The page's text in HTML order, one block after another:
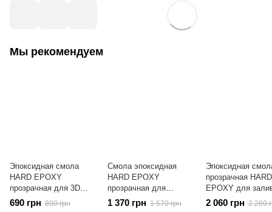
Мы рекомендуем
Эпоксидная смола
HARD EPOXY
прозрачная для 3D
столешниц с
отвердителем
690 грн 890 грн
Cмола эпоксидная
HARD EPOXY
прозрачная для
заливки 3D столешниц
с отвердителем
1 370 грн 1 570 грн
Эпоксидная
прозрачная HARD
EPOXY для
столешниц 3D с
отвердителем
2 060 грн 2 260